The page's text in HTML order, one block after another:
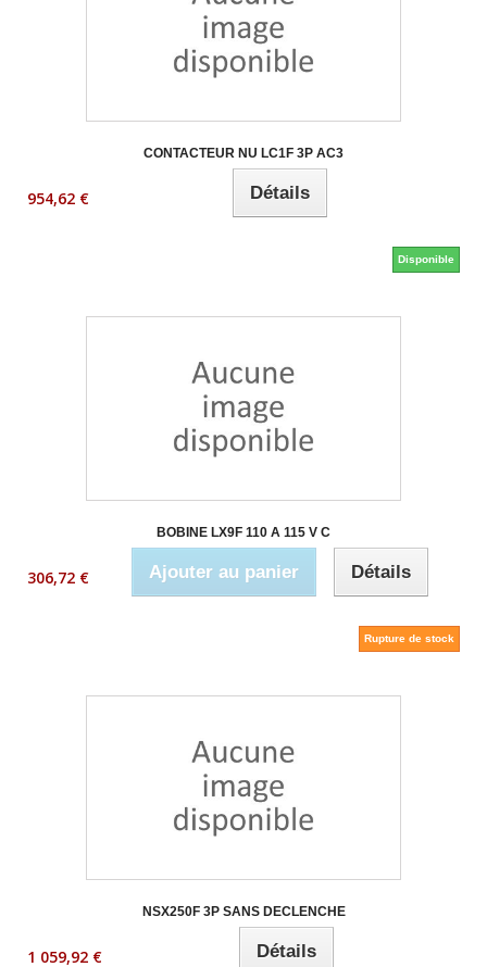
CONTACTEUR NU LC1F 3P AC3
954,62 € Détails
Disponible
BOBINE LX9F 110 A 115 V C
306,72 € Ajouter au panier Détails
Rupture de stock
NSX250F 3P SANS DECLENCHE
1 059,92 € Détails